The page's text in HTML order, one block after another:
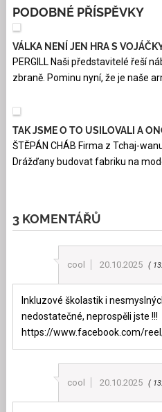
PODOBNÉ PŘÍSPĚVKY
VÁLKA NENÍ JEN HRA S
PERGILL Naši představitelé řeší
zbraně. Pominu nyní, že je naše
TAK JSME O TO USILOVALI A
ŠTĚPÁN CHÁB Firma z Tchaj-
Drážďany budovat fabriku na
3 KOMENTÁŘŮ
cool 20.10.2025
Inkluzové školastik i
nedostatečné, neprospěli jste !!!
https://www.facebook.com/
cool 20.10.2025